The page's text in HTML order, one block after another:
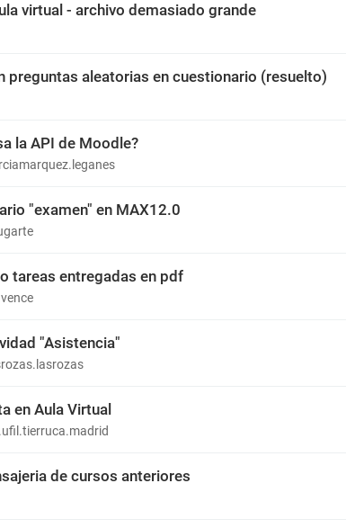
virtual - archivo demasiado grande
preguntas aleatorias en cuestionario (resuelto)
la API de Moodle?
"examen" en MAX12.0
tareas entregadas en pdf
"Asistencia"
en Aula Virtual
de cursos anteriores